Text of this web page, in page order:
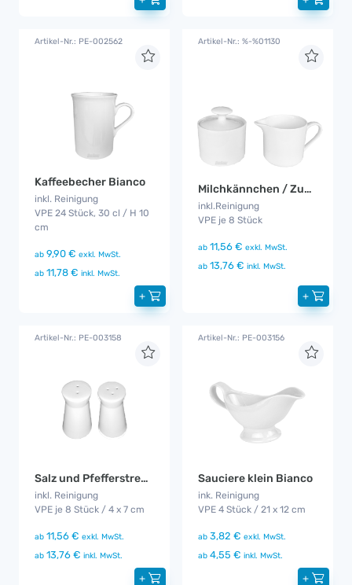
Artikel-Nr.: PE-002562
Kaffeebecher Bianco
inkl. Reinigung
VPE 24 Stück, 30 cl / H 10
cm
ab 9,90 € exkl. MwSt.
ab 11,78 € inkl. MwSt.
+
Artikel-Nr.: %-%01130
Milchkännchen / Zuckerdosen
inkl.Reinigung
VPE je 8 Stück
ab 11,56 € exkl. MwSt.
ab 13,76 € inkl. MwSt.
+
Artikel-Nr.: PE-003158
Salz und Pfefferstreuer Bianco
inkl. Reinigung
VPE je 8 Stück / 4 x 7 cm
ab 11,56 € exkl. MwSt.
ab 13,76 € inkl. MwSt.
+
Artikel-Nr.: PE-003156
Sauciere klein Bianco
ink. Reinigung
VPE 4 Stück / 21 x 12 cm
ab 3,82 € exkl. MwSt.
ab 4,55 € inkl. MwSt.
+